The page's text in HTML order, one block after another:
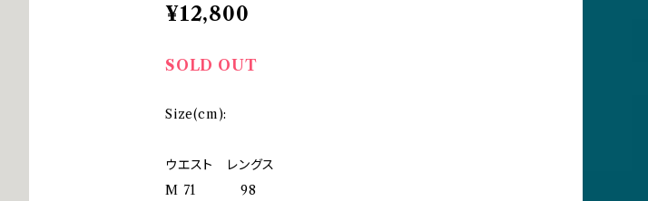
¥12,800
SOLD OUT
Size(cm):
ウエスト レングス
M 71 98